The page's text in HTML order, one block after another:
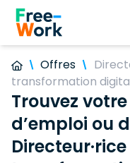
Offres
transformation
Trouvez
d’emploi ou